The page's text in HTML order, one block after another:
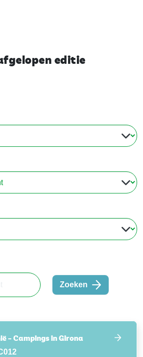
editie
Zoeken
– Campings in Girona